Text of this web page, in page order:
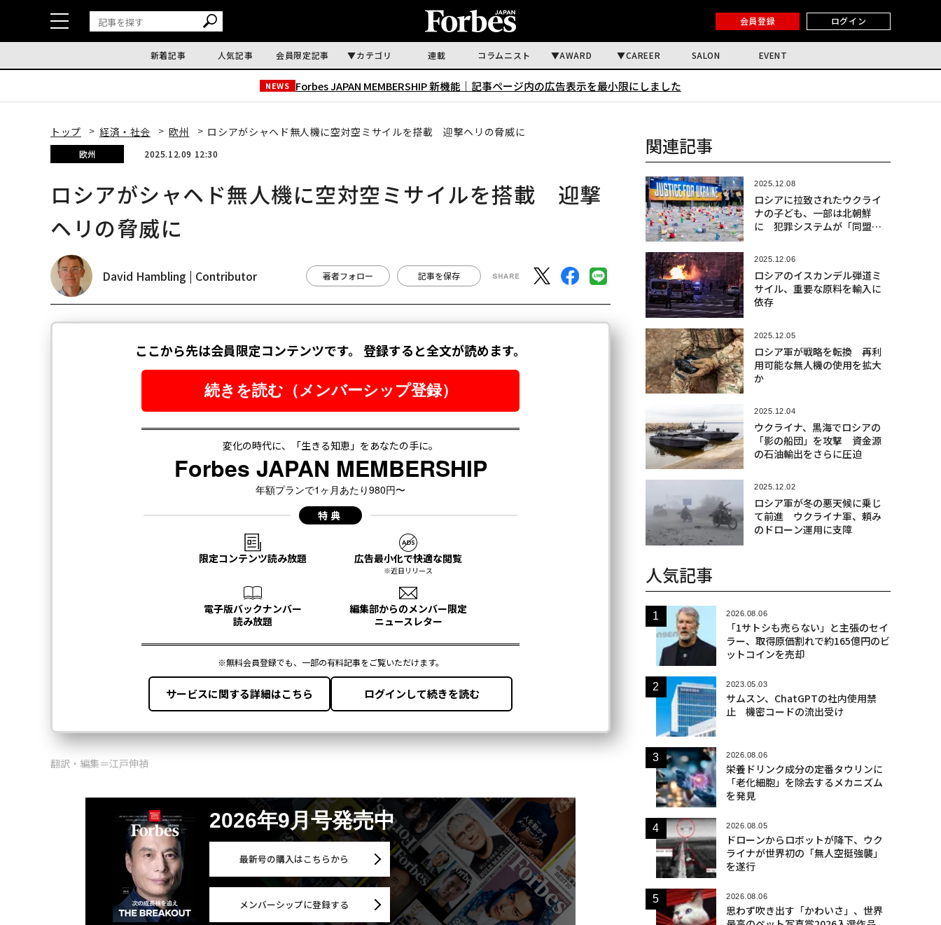
会員登録 ログイン
新着記事 人気記事 会員限定記事 カテゴリ 連載 コラムニスト AWARD CAREER SALON EVENT
NEWS Forbes JAPAN MEMBERSHIP 新機能｜ 記事ページ内の広告表示を最小限にしました
トップ 経済・社会 欧州 ロシアがシャヘド無人機に空対空ミサイルを搭載 迎撃ヘリの脅威に
欧州 2025.12.09 12:30
ロシアがシャヘド無人機に空対空ミサイルを搭載 迎撃
ヘリの脅威に
David Hambling | Contributor 著者フォロー 記事を保存
翻訳・編集＝江戸伸禎
2026年9月号発売中
最新号の購入はこちらから
メンバーシップに登録する
関連記事
2025.12.08
ロシアに拉致されたウクライ
ナの子ども、一部は北朝鮮
に 犯罪システムが「同盟
2025.12.06
ロシアのイスカンデル弾道ミ
サイル、重要な原料を輸入に
依存
2025.12.05
ロシア軍が戦略を転換 再利
用可能な無人機の使用を拡大
か
2025.12.04
ウクライナ、黒海でロシアの
「影の船団」を攻撃 資金源
の石油輸出をさらに圧迫
2025.12.02
ロシア軍が冬の悪天候に乗じ
て前進 ウクライナ軍、頼み
のドローン運用に支障
人気記事
2026.08.06
「1サトシも売らない」と主張のセイ
ラー、取得原価割れで約165億円のビ
ットコインを売却
2023.05.03
サムスン、ChatGPTの社内使用禁
止 機密コードの流出受け
2026.08.06
栄養ドリンク成分の定番タウリンに
「老化細胞」を除去するメカニズム
を発見
2026.08.05
ドローンからロボットが降下、ウク
ライナが世界初の「無人空挺強襲」
を遂行
2026.08.06
思わず吹き出す「かわいさ」、世界